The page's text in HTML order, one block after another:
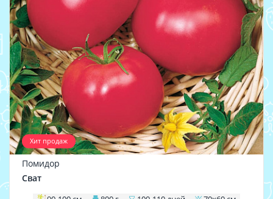
Хит продаж
Помидор
Сват